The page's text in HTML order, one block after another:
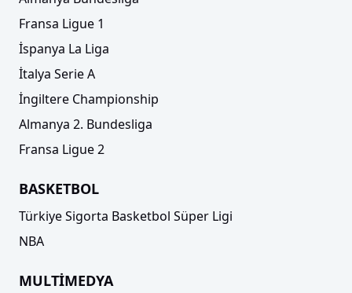
Fransa Ligue 1
İspanya La Liga
İtalya Serie A
İngiltere Championship
Almanya 2. Bundesliga
Fransa Ligue 2
BASKETBOL
Türkiye Sigorta Basketbol Süper Ligi
NBA
MULTİMEDYA